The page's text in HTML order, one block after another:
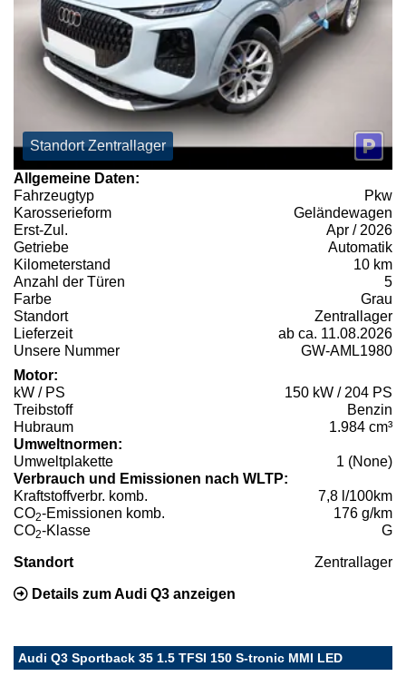
Standort Zentrallager
Allgemeine Daten:
Fahrzeugtyp
Pkw
Karosserieform
Geländewagen
Erst-Zul.
Apr / 2026
Getriebe
Automatik
Kilometerstand
10 km
Anzahl der Türen
5
Farbe
Grau
Standort
Zentrallager
Lieferzeit
ab ca. 11.08.2026
Unsere Nummer
GW-AML1980
Motor:
kW / PS
150 kW / 204 PS
Treibstoff
Benzin
Hubraum
1.984 cm³
Umweltnormen:
Umweltplakette
1 (None)
Verbrauch und Emissionen nach WLTP:
Kraftstoffverbr. komb.
7,8 l/100km
CO2-Emissionen komb.
176 g/km
CO2-Klasse G
Standort Zentrallager
Details zum Audi Q3 anzeigen
Audi Q3 Sportback 35 1.5 TFSI 150 S-tronic MMI LED